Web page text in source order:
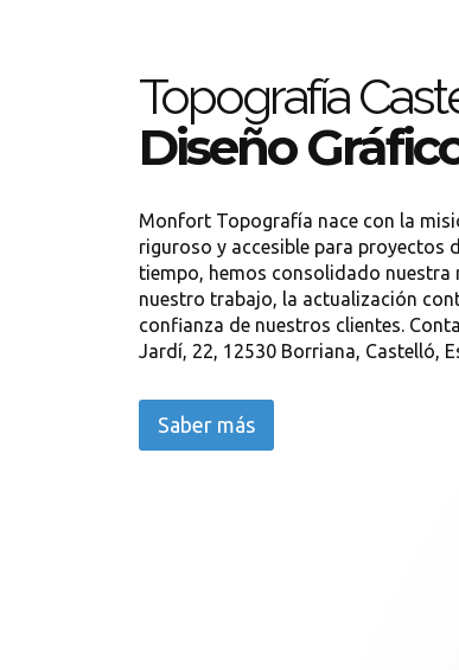
Topografía
Diseño
Monfort Topografía nace con la
riguroso y accesible para proyectos
tiempo, hemos consolidado nuestra
nuestro trabajo, la actualización
confianza de nuestros clientes.
Jardí, 22, 12530 Borriana, Castelló,
Saber más